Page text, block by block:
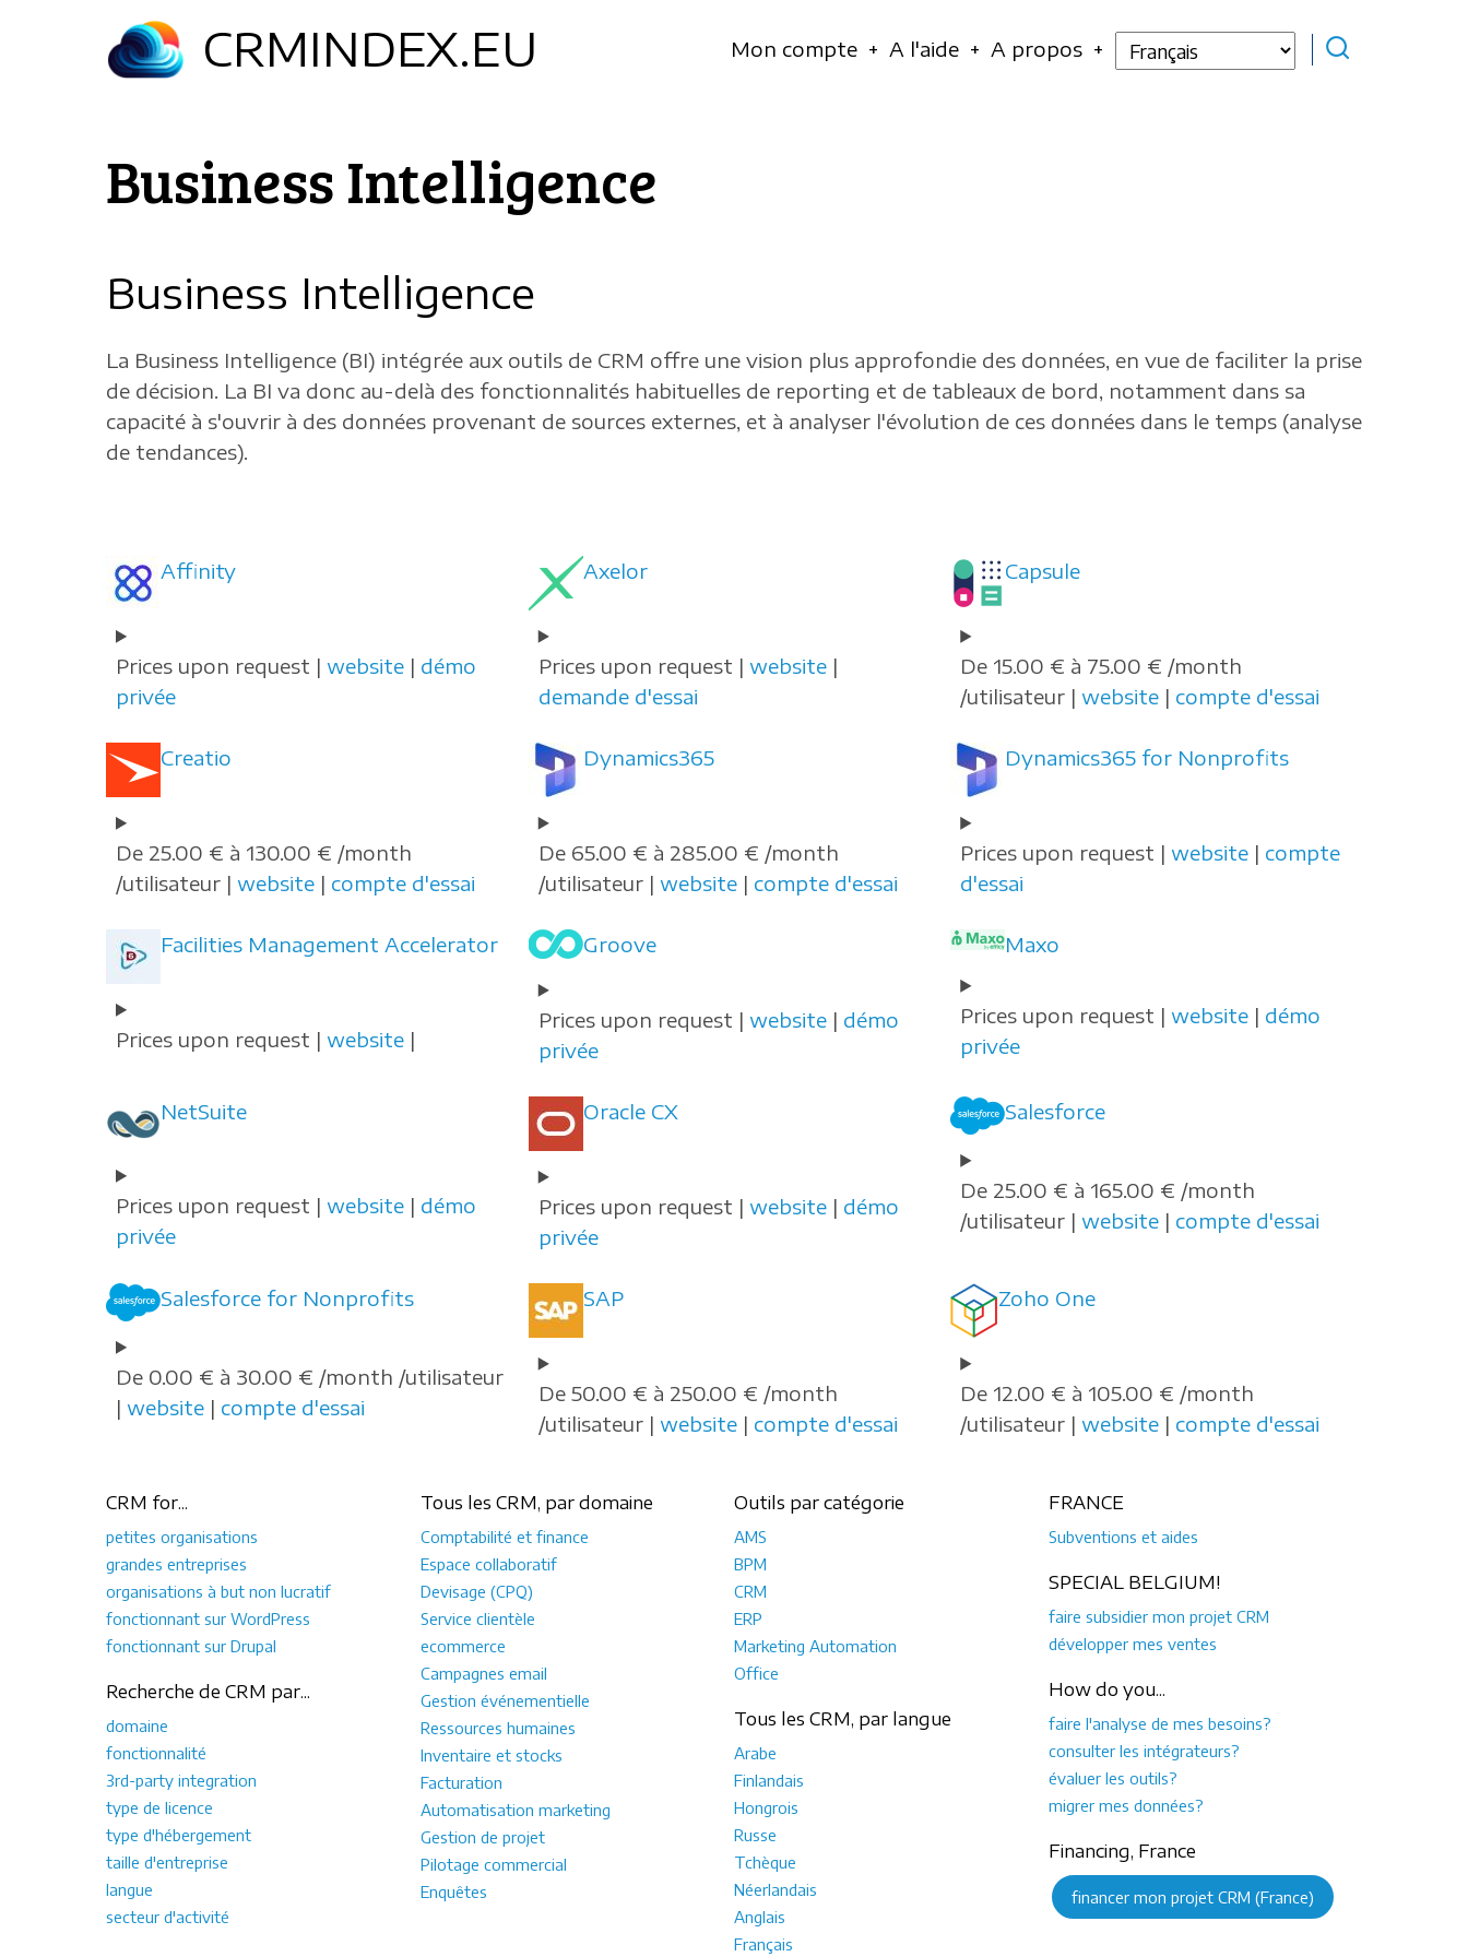
CRMINDEX.EU
Navigation
Mon compte A l'aide A propos
Select
your
Business Intelligence
Business Intelligence
La Business Intelligence (BI) intégrée aux outils de CRM offre une vision plus approfondie des données, en vue de faciliter la prise
de décision. La BI va donc au-delà des fonctionnalités habituelles de reporting et de tableaux de bord, notamment dans sa
capacité à s'ouvrir à des données provenant de sources externes, et à analyser l'évolution de ces données dans le temps (analyse
de tendances).
Affinity
Prices upon request | website | démo
privée
Axelor
Prices upon request | website|
demande d'essai
Capsule
De 15.00 € à 75.00 € /month
/utilisateur |website | compte d'essai
Creatio
De 25.00 € à 130.00 € /month
/utilisateur | website | compte d'essai
Dynamics365
De 65.00 € à 285.00 € /month
/utilisateur | website| compte d'essai
Dynamics365 for Nonprofits
Prices upon request |website | compte
d'essai
Facilities Management Accelerator
Prices upon request | website |
Groove
Prices upon request | website| démo
privée
Maxo
Prices upon request |website | démo
privée
NetSuite
Prices upon request | website | démo
privée
Oracle CX
Prices upon request | website| démo
privée
Salesforce
De 25.00 € à 165.00 € /month
/utilisateur |website | compte d'essai
Salesforce for Nonprofits
De 0.00 € à 30.00 € /month /utilisateur
| website | compte d'essai
SAP
De 50.00 € à 250.00 € /month
/utilisateur | website| compte d'essai
Zoho One
De 12.00 € à 105.00 € /month
/utilisateur |website | compte d'essai
CRM for...
petites organisations
grandes entreprises
organisations à but non lucratif
fonctionnant sur WordPress
fonctionnant sur Drupal
Recherche de CRM par...
domaine
fonctionnalité
3rd-party integration
type de licence
type d'hébergement
taille d'entreprise
langue
secteur d'activité
Tous les CRM, par domaine
Comptabilité et finance
Espace collaboratif
Devisage (CPQ)
Service clientèle
ecommerce
Campagnes email
Gestion événementielle
Ressources humaines
Inventaire et stocks
Facturation
Automatisation marketing
Gestion de projet
Pilotage commercial
Enquêtes
Outils par catégorie
AMS
BPM
CRM
ERP
Marketing Automation
Office
Tous les CRM, par langue
Arabe
Finlandais
Hongrois
Russe
Tchèque
Néerlandais
Anglais
Français
FRANCE
Subventions et aides
SPECIAL BELGIUM!
faire subsidier mon projet CRM
développer mes ventes
How do you...
faire l'analyse de mes besoins?
consulter les intégrateurs?
évaluer les outils?
migrer mes données?
Financing, France
financer mon projet CRM (France)